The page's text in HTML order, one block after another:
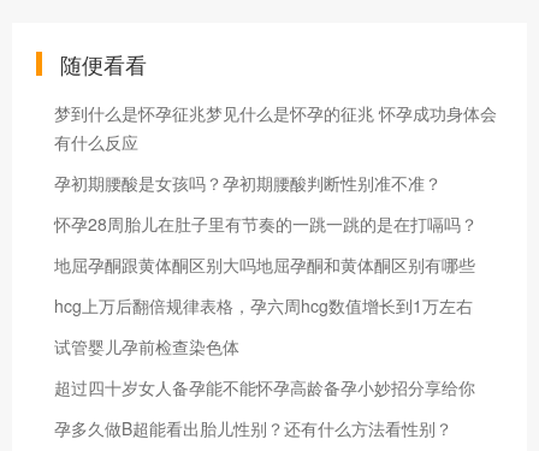
随便看看
梦到什么是怀孕征兆梦见什么是怀孕的征兆 怀孕成功身体会
有什么反应
孕初期腰酸是女孩吗？孕初期腰酸判断性别准不准？
怀孕28周胎儿在肚子里有节奏的一跳一跳的是在打嗝吗？
地屈孕酮跟黄体酮区别大吗地屈孕酮和黄体酮区别有哪些
hcg上万后翻倍规律表格，孕六周hcg数值增长到1万左右
试管婴儿孕前检查染色体
超过四十岁女人备孕能不能怀孕高龄备孕小妙招分享给你
孕多久做B超能看出胎儿性别？还有什么方法看性别？